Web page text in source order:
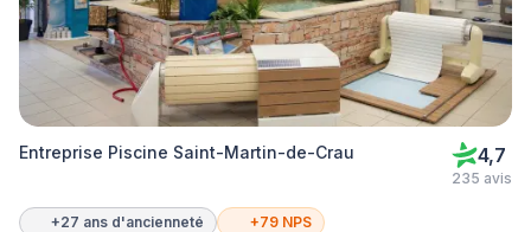
Entreprise Piscine Saint-Martin-de-Crau 4,7
235 avis
+27 ans d'ancienneté +79 NPS